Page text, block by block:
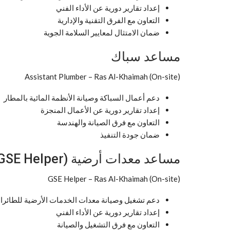
إعداد تقارير دورية عن الأداء الفني
التعاون مع الفرق التقنية والإدارية
ضمان الامتثال لمعايير السلامة الجوية
مساعد سباك
Assistant Plumber – Ras Al-Khaimah (On-site)
دعم أعمال السباكة وصيانة الأنظمة المائية بالمطار
إعداد تقارير دورية عن الأعمال المنجزة
التعاون مع فرق الصيانة والهندسة
ضمان جودة التنفيذ
مساعد معدات أرضية (GSE Helper)
GSE Helper – Ras Al-Khaimah (On-site)
دعم تشغيل وصيانة معدات الخدمات الأرضية
إعداد تقارير دورية عن الأداء الفني
التعاون مع فرق التشغيل والصيانة